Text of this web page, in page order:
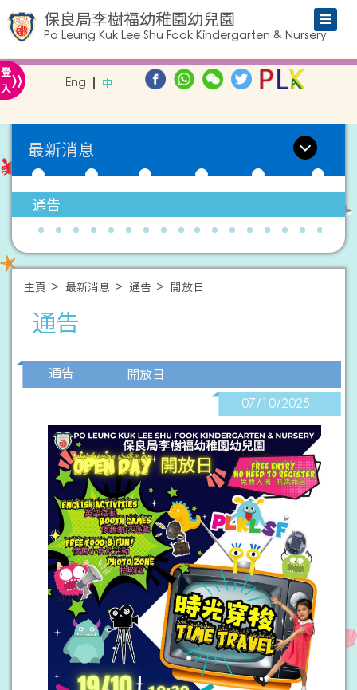
保良局李樹福幼稚園幼兒園
Po Leung Kuk Lee Shu Fook Kindergarten & Nursery
登
入» Eng 中
最新消息
通告
主頁 最新消息 通告 開放日
通告
通告
開放日
07/10/2025